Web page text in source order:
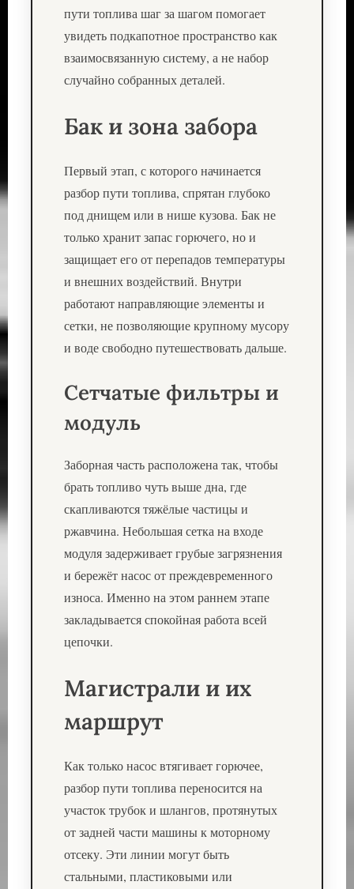
пути топлива шаг за шагом помогает
увидеть подкапотное пространство как
взаимосвязанную систему, а не набор
случайно собранных деталей.
Бак и зона забора
Первый этап, с которого начинается
разбор пути топлива, спрятан глубоко
под днищем или в нише кузова. Бак не
только хранит запас горючего, но и
защищает его от перепадов температуры
и внешних воздействий. Внутри
работают направляющие элементы и
сетки, не позволяющие крупному мусору
и воде свободно путешествовать дальше.
Сетчатые фильтры и
модуль
Заборная часть расположена так, чтобы
брать топливо чуть выше дна, где
скапливаются тяжёлые частицы и
ржавчина. Небольшая сетка на входе
модуля задерживает грубые загрязнения
и бережёт насос от преждевременного
износа. Именно на этом раннем этапе
закладывается спокойная работа всей
цепочки.
Магистрали и их
маршрут
Как только насос втягивает горючее,
разбор пути топлива переносится на
участок трубок и шлангов, протянутых
от задней части машины к моторному
отсеку. Эти линии могут быть
стальными, пластиковыми или